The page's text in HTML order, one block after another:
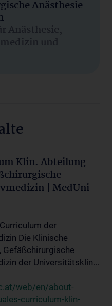
Anästhesie
Anästhesie,
und
Klin. Abteilung
| MedUni
der
Die Klinische
Gefäßchirurgische
der Universitätsklin...
web/en/about-
curriculum-klin-